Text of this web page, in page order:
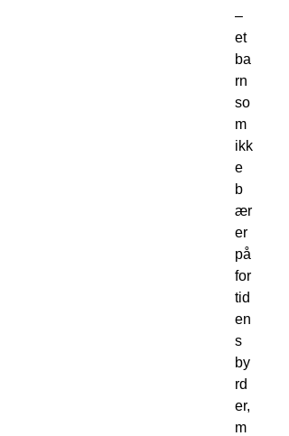
–
et
ba
rn
so
m
ikk
e
b
ær
er
på
for
tid
en
s
by
rd
er,
m